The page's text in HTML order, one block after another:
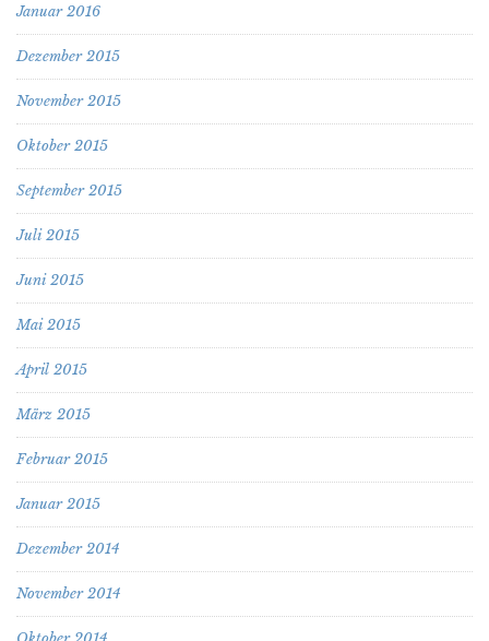
Januar 2016
Dezember 2015
November 2015
Oktober 2015
September 2015
Juli 2015
Juni 2015
Mai 2015
April 2015
März 2015
Februar 2015
Januar 2015
Dezember 2014
November 2014